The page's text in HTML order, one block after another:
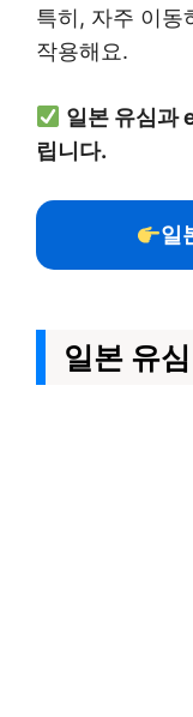
특히, 자주 이동
작용해요.
일본 유심과
립니다.
일
일본 유